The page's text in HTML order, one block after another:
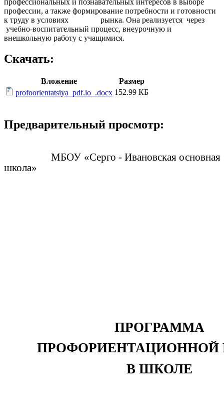
профессии, а также формирование потребности и готовности
к труду в условиях рынка. Она реализуется через
учебно-воспитательный процесс, внеурочную и
внешкольную работу с учащимися.
Скачать:
Вложение
Размер
profoorientatsiya_pdf.io_.docx 152.99 КБ
Предварительный просмотр:
МБОУ «Серго - Ивановская основная
школа»
ПРОГРАММА
ПРОФОРИЕНТАЦИОННОЙ
В ШКОЛЕ